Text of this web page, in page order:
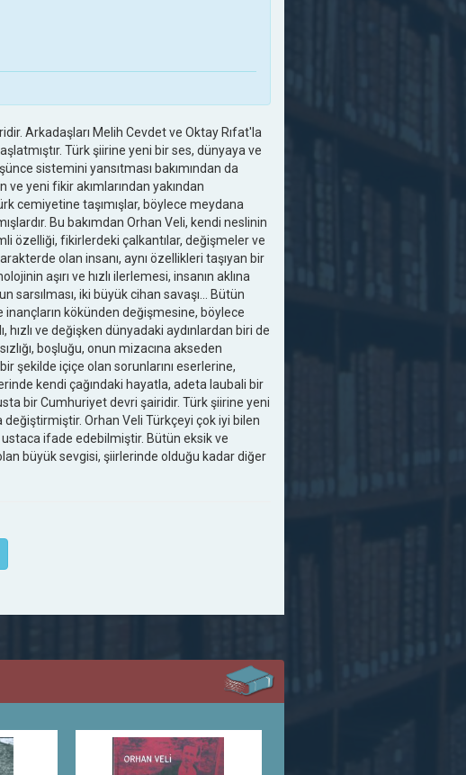
Arkadaşları Melih Cevdet ve Oktay Rıfat'la
Türk şiirine yeni bir ses, dünyaya ve
sistemini yansıtması bakımından da
yeni fikir akımlarından yakından
cemiyetine taşımışlar, böylece meydana
Bu bakımdan Orhan Veli, kendi neslinin
özelliği, fikirlerdeki çalkantılar, değişmeler ve
olan insanı, aynı özellikleri taşıyan bir
aşırı ve hızlı ilerlemesi, insanın aklına
sarsılması, iki büyük cihan savaşı... Bütün
kökünden değişmesine, böylece
hızlı ve değişken dünyadaki aydınlardan biri de
boşluğu, onun mizacına akseden
şekilde içiçe olan sorunlarını eserlerine,
kendi çağındaki hayatla, adeta laubali bir
bir Cumhuriyet devri şairidir. Türk şiirine yeni
değiştirmiştir. Orhan Veli Türkçeyi çok iyi bilen
ifade edebilmiştir. Bütün eksik ve
büyük sevgisi, şiirlerinde olduğu kadar diğer